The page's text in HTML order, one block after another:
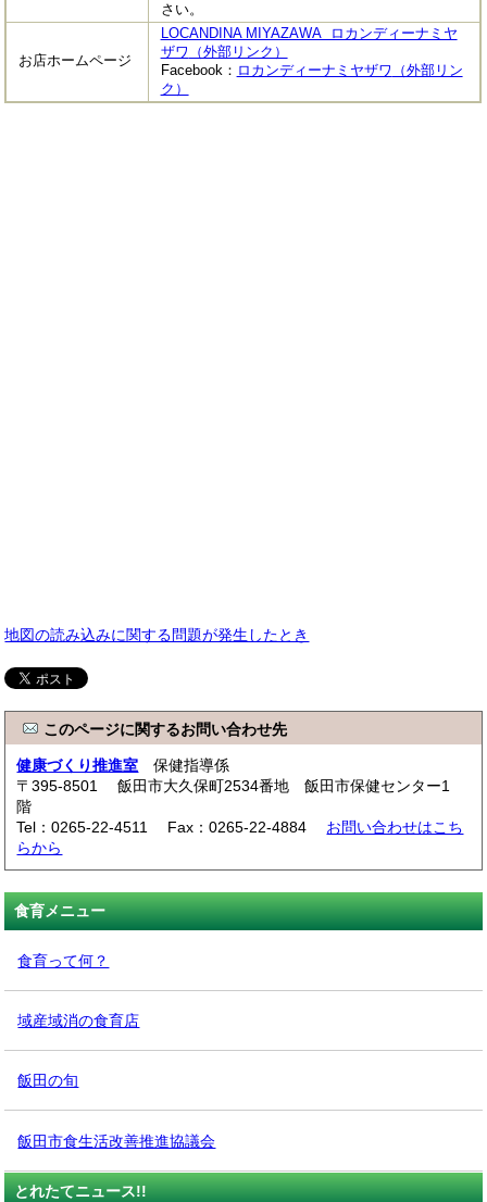
さい。
お店ホームページ
LOCANDINA MIYAZAWA ロカンディーナミヤ
ザワ
（外部リンク）
Facebook： ロカンディーナミヤザワ
（外部リン
ク）
地図の読み込みに関する問題が発生したとき
このページに関するお問い合わせ先
健康づくり推進室 保健指導係
〒395-8501 飯田市大久保町2534番地 飯田市保健センター1
階
Tel：0265-22-4511 Fax：0265-22-4884 お問い合わせはこち
らから
食育メニュー
食育って何？
域産域消の食育店
飯田の旬
飯田市食生活改善推進協議会
とれたてニュース!!